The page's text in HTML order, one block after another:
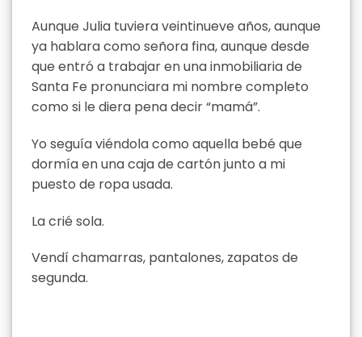
Aunque Julia tuviera veintinueve años, aunque
ya hablara como señora fina, aunque desde
que entró a trabajar en una inmobiliaria de
Santa Fe pronunciara mi nombre completo
como si le diera pena decir “mamá”.
Yo seguía viéndola como aquella bebé que
dormía en una caja de cartón junto a mi
puesto de ropa usada.
La crié sola.
Vendí chamarras, pantalones, zapatos de
segunda.